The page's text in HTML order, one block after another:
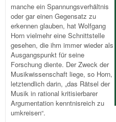
manche ein Spannungsverhältnis
oder gar einen Gegensatz zu
erkennen glauben, hat Wolfgang
Horn vielmehr eine Schnittstelle
gesehen, die ihm immer wieder als
Ausgangspunkt für seine
Forschung diente. Der Zweck der
Musikwissenschaft liege, so Horn,
letztendlich darin, „das Rätsel der
Musik in rational kritisierbarer
Argumentation kenntnisreich zu
umkreisen“.